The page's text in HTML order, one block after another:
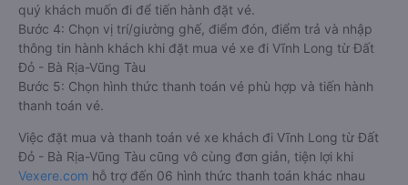
quý khách muốn đi để tiến hành đặt vé.
Bước 4: Chọn vị trí/giường ghế, điểm đón, điểm trả và nhập
thông tin hành khách khi đặt mua vé xe đi Vĩnh Long từ Đất
Đỏ - Bà Rịa-Vũng Tàu
Bước 5: Chọn hình thức thanh toán vé phù hợp và tiến hành
thanh toán vé.
Việc đặt mua và thanh toán vé xe khách đi Vĩnh Long từ Đất
Đỏ - Bà Rịa-Vũng Tàu cũng vô cùng đơn giản, tiện lợi khi
Vexere.com hỗ trợ đến 06 hình thức thanh toán khác nhau